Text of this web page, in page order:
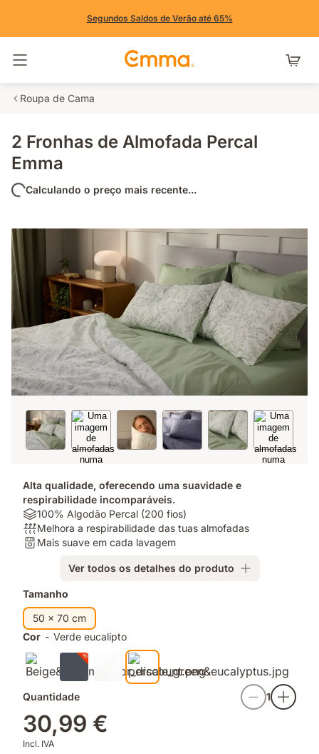
Segundos Saldos de Verão até 65%
Roupa de Cama
2 Fronhas de Almofada Percal
Emma
Calculando o preço mais recente...
Alta qualidade, oferecendo uma suavidade e
respirabilidade incomparáveis.
Materiais:
100%
Algodão
100% Algodão Percal (200 fios)
Respirabilidade:
Melhora
respirabilidade
tuas
almofadas
Melhora a respirabilidade das tuas almofadas
Lavagem:
cada
lavagem
Mais suave em cada lavagem
Ver todos os detalhes do produto
Complementos
Tamanho
50 x 70 cm
Cor - Verde eucalipto
Quantidade 1
30,99 €
Incl. IVA